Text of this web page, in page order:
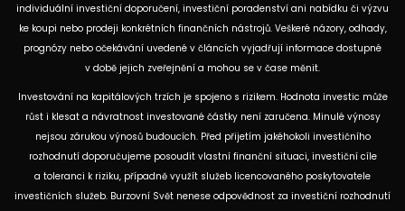
individuální investiční doporučení, investiční poradenství ani nabídku či výzvu
ke koupi nebo prodeji konkrétních finančních nástrojů. Veškeré názory, odhady,
prognózy nebo očekávání uvedené v článcích vyjadřují informace dostupné
v době jejich zveřejnění a mohou se v čase měnit.
Investování na kapitálových trzích je spojeno s rizikem. Hodnota investic může
růst i klesat a návratnost investované částky není zaručena. Minulé výnosy
nejsou zárukou výnosů budoucích. Před přijetím jakéhokoli investičního
rozhodnutí doporučujeme posoudit vlastní finanční situaci, investiční cíle
a toleranci k riziku, případně využít služeb licencovaného poskytovatele
investičních služeb. Burzovní Svět nenese odpovědnost za investiční rozhodnutí